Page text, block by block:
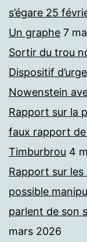
s’égare 25
Un graphe 7
Sortir du trou
Dispositif
Nowenstein
Rapport sur la
faux rapport de
Timburbrou 4
Rapport sur les
possible
parlent de son
mars 2026